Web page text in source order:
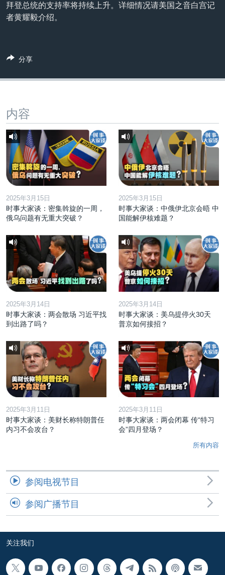
重要讲话与声明
拜登总统的支持率将持续上升。详细情况请美国之音白宫记
者黄耀毅介绍。
分享
内容
2025年3月15日
时事大家谈：密集斡旋的一周，
俄乌问题有无重大突破？
2025年3月15日
时事大家谈：中俄伊北京会晤 中
国能解伊核难题？
2025年3月14日
时事大家谈：两会散场 习近平找
到出路了吗？
2025年3月14日
时事大家谈：美乌提停火30天
普京如何接招？
2025年3月11日
时事大家谈：美财长称特朗普任
内习不会攻台？
2025年3月11日
时事大家谈：两会闭幕 传“特习
会”四月登场？
所有内容
参阅电视节目
参阅广播节目
关注我们